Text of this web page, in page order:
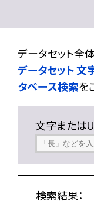
データセット全
データセット 文
タベース検索を
文字または
検索結果：